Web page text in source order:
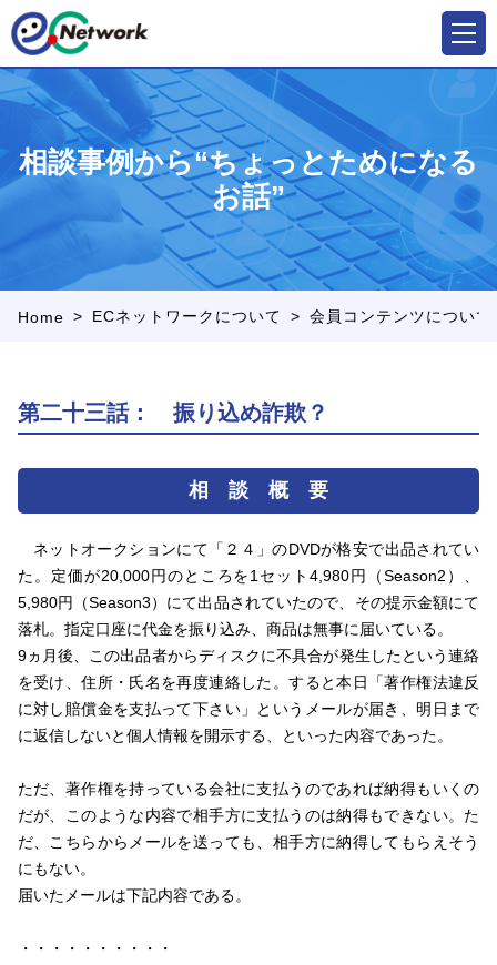
相談事例から“ちょっとためになる
お話”
Home > ECネットワークについて > 会員コンテンツについて
第二十三話： 振り込め詐欺？
相 談 概 要
ネットオークションにて「２４」のDVDが格安で出品されてい
た。定価が20,000円のところを1セット4,980円（Season2）、
5,980円（Season3）にて出品されていたので、その提示金額にて
落札。指定口座に代金を振り込み、商品は無事に届いている。
9ヵ月後、この出品者からディスクに不具合が発生したという連絡
を受け、住所・氏名を再度連絡した。すると本日「著作権法違反
に対し賠償金を支払って下さい」というメールが届き、明日まで
に返信しないと個人情報を開示する、といった内容であった。
ただ、著作権を持っている会社に支払うのであれば納得もいくの
だが、このような内容で相手方に支払うのは納得もできない。た
だ、こちらからメールを送っても、相手方に納得してもらえそう
にもない。
届いたメールは下記内容である。
・・・・・・・・・・